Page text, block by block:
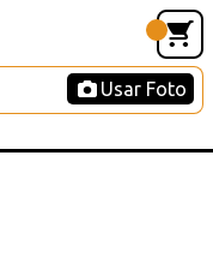
Usar Foto